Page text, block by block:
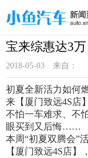
宝来综惠达3万
2018-05-03 来自：
初夏全新活力如何
来【厦门致远4S店
不怕一车难求、不
眼买到又后悔……
本周“初夏双腾会”
【厦门致远4S店】